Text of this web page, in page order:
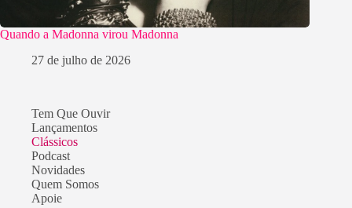
Quando a Madonna virou Madonna
27 de julho de 2026
Tem Que Ouvir
Lançamentos
Clássicos
Podcast
Novidades
Quem Somos
Apoie